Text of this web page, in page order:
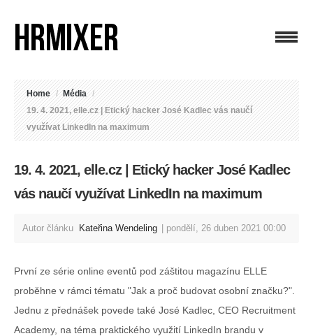
Home / Média /
19. 4. 2021, elle.cz | Etický hacker José Kadlec vás naučí
využívat LinkedIn na maximum
19. 4. 2021, elle.cz | Etický hacker José Kadlec
vás naučí využívat LinkedIn na maximum
Autor článku Kateřina Wendeling pondělí, 26 duben 2021 00:00
První ze série online eventů pod záštitou magazínu ELLE
proběhne v rámci tématu "Jak a proč budovat osobní značku?".
Jednu z přednášek povede také José Kadlec, CEO Recruitment
Academy, na téma praktického využití LinkedIn brandu v